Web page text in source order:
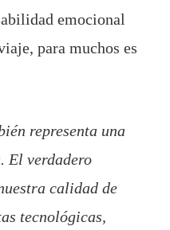
emocional
para muchos es
representa una
El verdadero
calidad de
tecnológicas,